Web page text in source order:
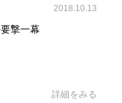
2018.10.13
撃一幕
詳細をみる